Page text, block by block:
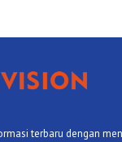
terbaru dengan